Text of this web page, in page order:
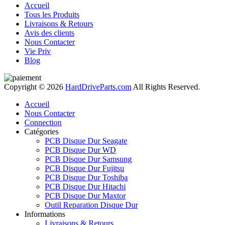
Accueil
Tous les Produits
Livraisons & Retours
Avis des clients
Nous Contacter
Vie Priv
Blog
Copyright © 2026 HardDriveParts.com All Rights Reserved.
Accueil
Nous Contacter
Connection
Catégories
PCB Disque Dur Seagate
PCB Disque Dur WD
PCB Disque Dur Samsung
PCB Disque Dur Fujitsu
PCB Disque Dur Toshiba
PCB Disque Dur Hitachi
PCB Disque Dur Maxtor
Outil Reparation Disque Dur
Informations
Livraisons & Retours